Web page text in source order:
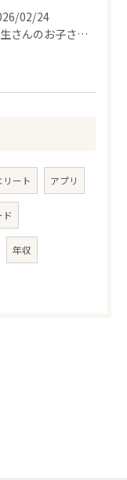
02/24
卒業生さんのお子さんに会って来ました✨
リート アプリ
ド
年収